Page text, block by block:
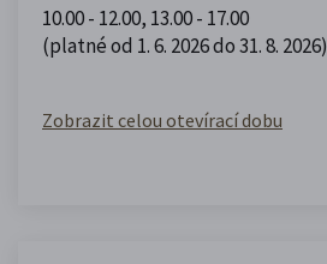
10.00 - 12.00, 13.00 - 17.00
(platné od 1. 6. 2026 do 31. 8. 2026)
Zobrazit celou otevírací dobu